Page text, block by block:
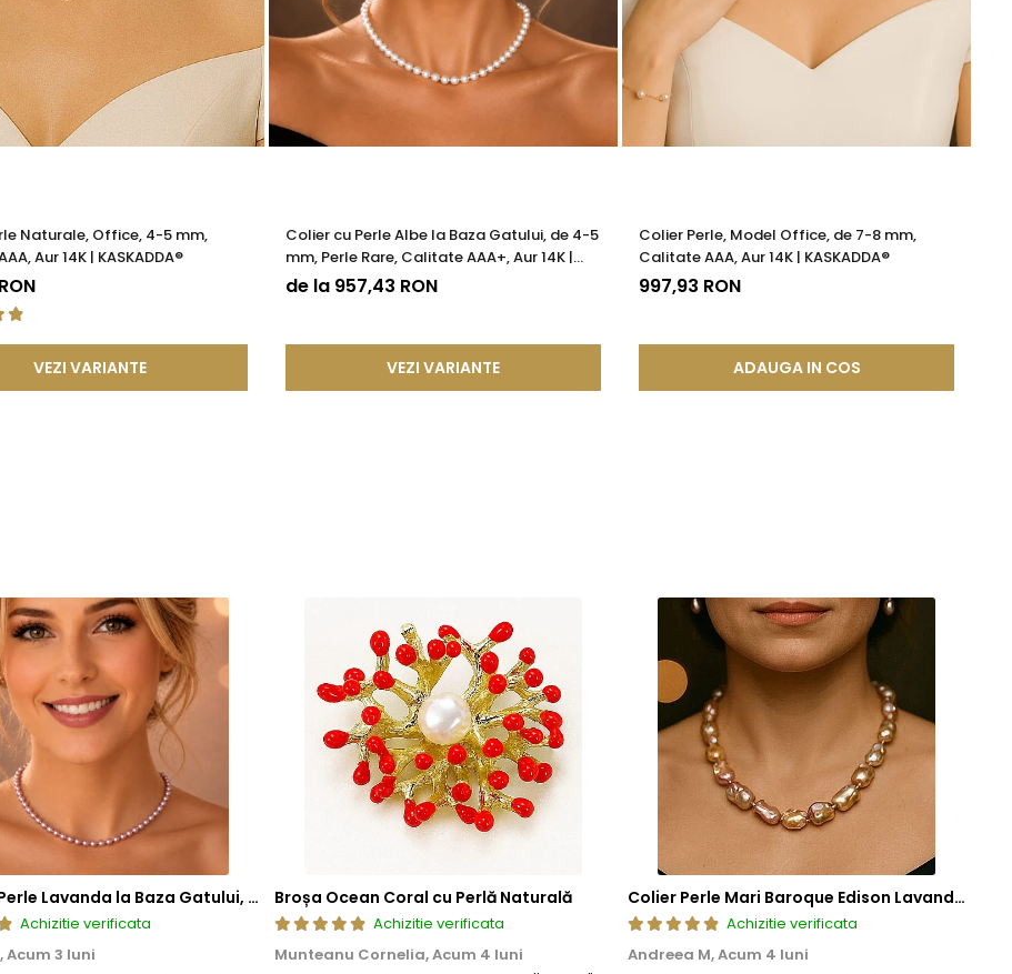
Naturale, Office, 4-5 mm,
Aur 14K | KASKADDA®
VEZI VARIANTE
Colier cu Perle Albe la Baza Gatului, de 4-5
mm, Perle Rare, Calitate AAA+, Aur 14K |
KASKADDA®
de la 957,43 RON
VEZI VARIANTE
Colier Perle, Model Office, de 7-8 mm,
Calitate AAA, Aur 14K | KASKADDA®
997,93 RON
ADAUGA IN COS
Colier cu Perle Lavanda la Baza Gatului, de 4-5 mm, Perle Rare, Calitate AAA+, Aur 14K | KASKADDA®
Achizitie verificata
Acum 3 luni
Broșa Ocean Coral cu Perlă Naturală
Achizitie verificata
Munteanu Cornelia,Acum 4 luni
Colier Perle Mari Baroque Edison Lavandă, Calitatea AAA, Aur 14K | KASKADDA®
Achizitie verificata
Andreea M,Acum 4 luni